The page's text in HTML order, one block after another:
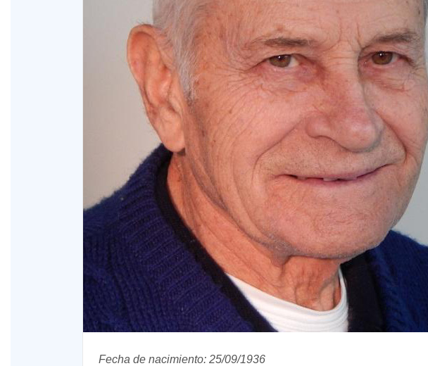
Fecha de nacimiento: 25/09/1936
XIV Domingo ordinario. Año A
XIII